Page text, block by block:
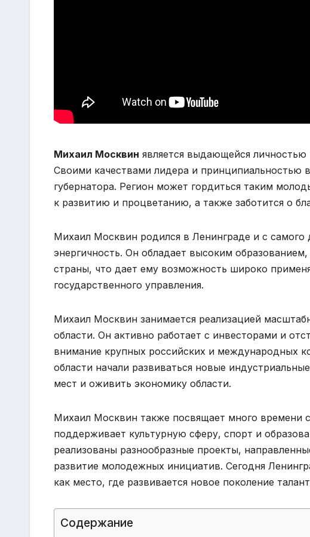
Михаил Москвин является выдающейся личностью
Своими качествами лидера и принципиальностью
губернатора. Регион может гордиться таким
к развитию и процветанию, а также заботится о
Михаил Москвин родился в Ленинграде и с
энергичность. Он обладает высоким
страны, что дает ему возможность широко
государственного управления.
Михаил Москвин занимается реализацией
области. Он активно работает с инвесторами и
внимание крупных российских и международных
области начали развиваться новые
мест и оживить экономику области.
Михаил Москвин также посвящает много времени
поддерживает культурную сферу, спорт и
реализованы разнообразные проекты,
развитие молодежных инициатив. Сегодня
как место, где развивается новое поколение
Содержание